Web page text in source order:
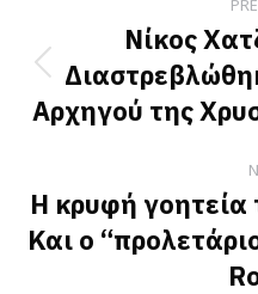
navigation
Νίκος
Αρχηγού της
Η κρυφή γοητεία
Και ο